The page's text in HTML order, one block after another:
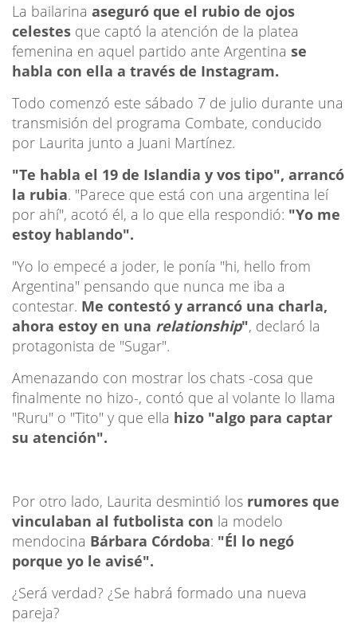
La bailarina aseguró que el rubio de ojos
celestes que captó la atención de la platea
femenina en aquel partido ante Argentina se
habla con ella a través de Instagram.
Todo comenzó este sábado 7 de julio durante una
transmisión del programa Combate, conducido
por Laurita junto a Juani Martínez.
"Te habla el 19 de Islandia y vos tipo", arrancó
la rubia. "Parece que está con una argentina leí
por ahí", acotó él, a lo que ella respondió: "Yo me
estoy hablando".
"Yo lo empecé a joder, le ponía "hi, hello from
Argentina" pensando que nunca me iba a
contestar. Me contestó y arrancó una charla,
ahora estoy en una relationship", declaró la
protagonista de "Sugar".
Amenazando con mostrar los chats -cosa que
finalmente no hizo-, contó que al volante lo llama
"Ruru" o "Tito" y que ella hizo "algo para captar
su atención".
Por otro lado, Laurita desmintió los rumores que
vinculaban al futbolista con la modelo
mendocina Bárbara Córdoba: "Él lo negó
porque yo le avisé".
¿Será verdad? ¿Se habrá formado una nueva
pareja?